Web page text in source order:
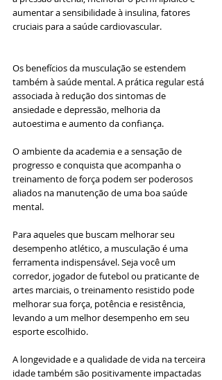
aumentar a sensibilidade à insulina, fatores
cruciais para a saúde cardiovascular.
Os benefícios da musculação se estendem
também à saúde mental. A prática regular está
associada à redução dos sintomas de
ansiedade e depressão, melhoria da
autoestima e aumento da confiança.
O ambiente da academia e a sensação de
progresso e conquista que acompanha o
treinamento de força podem ser poderosos
aliados na manutenção de uma boa saúde
mental.
Para aqueles que buscam melhorar seu
desempenho atlético, a musculação é uma
ferramenta indispensável. Seja você um
corredor, jogador de futebol ou praticante de
artes marciais, o treinamento resistido pode
melhorar sua força, potência e resistência,
levando a um melhor desempenho em seu
esporte escolhido.
A longevidade e a qualidade de vida na terceira
idade também são positivamente impactadas